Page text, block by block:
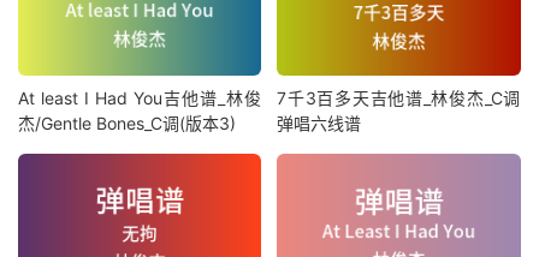
At least I Had You吉他谱_林俊
杰/Gentle Bones_C调(版本3)
7千3百多天吉他谱_林俊杰_C调
弹唱六线谱